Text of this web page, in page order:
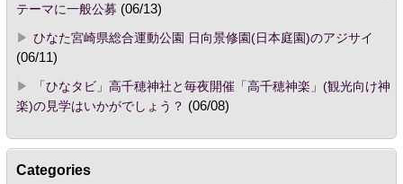
テーマに一般公募 (06/13)
ひなた宮崎県総合運動公園 日向景修園(日本庭園)のアジサイ
(06/11)
「ひなタビ」高千穂神社と毎夜開催「高千穂神楽」(観光向け神
楽)の見学はいかがでしょう？ (06/08)
Categories